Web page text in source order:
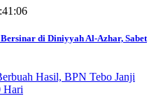
di Diniyyah Al-Azhar, Sabet